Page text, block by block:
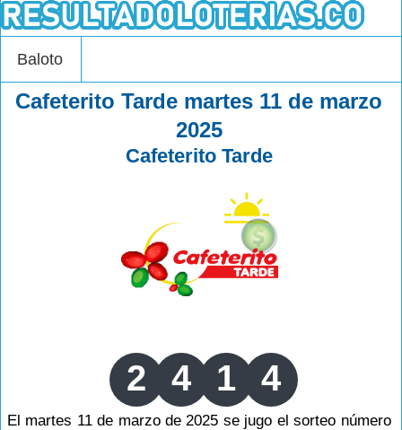
Baloto
Cafeterito Tarde martes 11 de marzo
2025
Cafeterito Tarde
2 4 1 4
El martes 11 de marzo de 2025 se jugo el sorteo número